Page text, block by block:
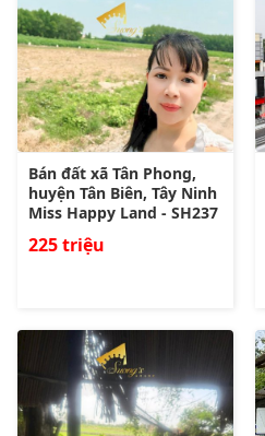
Bán đất xã Tân Phong,
huyện Tân Biên, Tây Ninh
Miss Happy Land - SH237
225 triệu